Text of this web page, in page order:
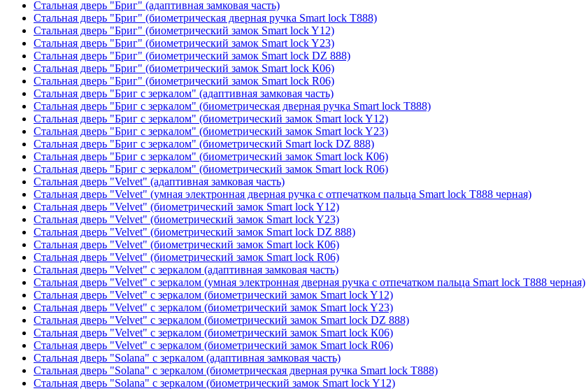
Стальная дверь "Бриг" (адаптивная замковая часть)
Стальная дверь "Бриг" (биометрическая дверная ручка Smart lock T888)
Стальная дверь "Бриг" (биометрический замок Smart lock Y12)
Стальная дверь "Бриг" (биометрический замок Smart lock Y23)
Стальная дверь "Бриг" (биометрический замок Smart lock DZ 888)
Стальная дверь "Бриг" (биометрический замок Smart lock К06)
Стальная дверь "Бриг" (биометрический замок Smart lock R06)
Стальная дверь "Бриг с зеркалом" (адаптивная замковая часть)
Стальная дверь "Бриг с зеркалом" (биометрическая дверная ручка Smart lock T888)
Стальная дверь "Бриг с зеркалом" (биометрический замок Smart lock Y12)
Стальная дверь "Бриг с зеркалом" (биометрический замок Smart lock Y23)
Стальная дверь "Бриг с зеркалом" (биометрический Smart lock DZ 888)
Стальная дверь "Бриг с зеркалом" (биометрический замок Smart lock К06)
Стальная дверь "Бриг с зеркалом" (биометрический замок Smart lock R06)
Стальная дверь "Velvet" (адаптивная замковая часть)
Стальная дверь "Velvet" (умная электронная дверная ручка с отпечатком пальца Smart lock T888 черная)
Стальная дверь "Velvet" (биометрический замок Smart lock Y12)
Стальная дверь "Velvet" (биометрический замок Smart lock Y23)
Стальная дверь "Velvet" (биометрический замок Smart lock DZ 888)
Стальная дверь "Velvet" (биометрический замок Smart lock К06)
Стальная дверь "Velvet" (биометрический замок Smart lock R06)
Стальная дверь "Velvet" с зеркалом (адаптивная замковая часть)
Стальная дверь "Velvet" с зеркалом (умная электронная дверная ручка с отпечатком пальца Smart lock T888 черная)
Стальная дверь "Velvet" с зеркалом (биометрический замок Smart lock Y12)
Стальная дверь "Velvet" с зеркалом (биометрический замок Smart lock Y23)
Стальная дверь "Velvet" с зеркалом (биометрический замок Smart lock DZ 888)
Стальная дверь "Velvet" с зеркалом (биометрический замок Smart lock К06)
Стальная дверь "Velvet" с зеркалом (биометрический замок Smart lock R06)
Стальная дверь "Solana" с зеркалом (адаптивная замковая часть)
Стальная дверь "Solana" с зеркалом (биометрическая дверная ручка Smart lock T888)
Стальная дверь "Solana" с зеркалом (биометрический замок Smart lock Y12)